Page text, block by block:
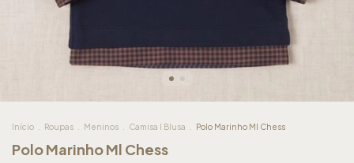
Início Roupas Meninos Camisa I Blusa Polo Marinho Ml Chess
Polo Marinho Ml Chess